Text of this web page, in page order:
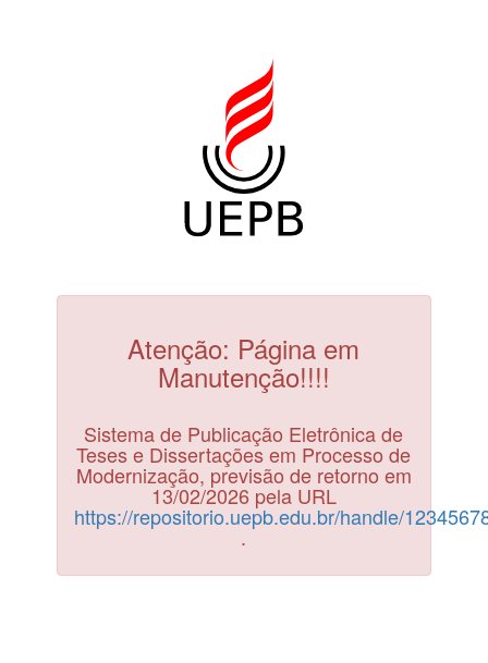
Atenção: Página em
Manutenção!!!!
Sistema de Publicação Eletrônica de
Teses e Dissertações em Processo de
Modernização, previsão de retorno em
13/02/2026 pela URL
https://repositorio.uepb.edu.br/handle/
.